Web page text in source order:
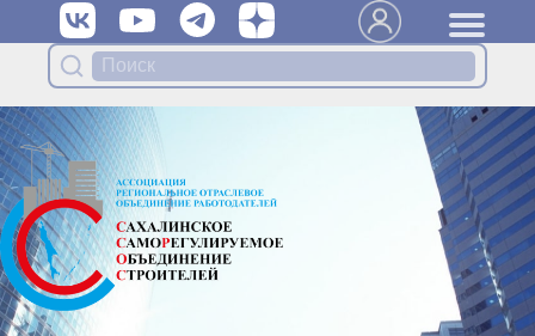
Органы управления Ассоциации
● Общее собрание членов
● Генеральный директор
Специализированные органы
● Контрольный комитет
● Дисциплинарный комитет